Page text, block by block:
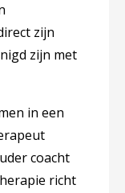
zijn
zijn met
in een
coacht
richt